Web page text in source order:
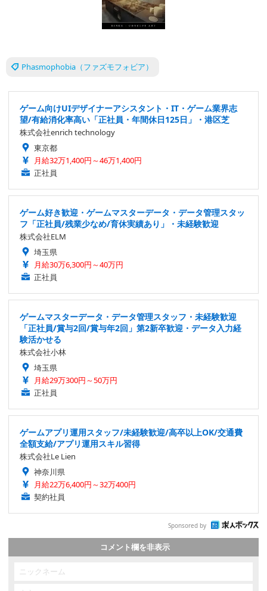
Phasmophobia（ファズモフォビア）
ゲーム向けUIデザイナーアシスタント・IT・ゲーム業界志
望/有給消化率高い「正社員・年間休日125日」・港区芝
株式会社enrich technology
東京都
月給32万1,400円～46万1,400円
正社員
ゲーム好き歓迎・ゲームマスターデータ・データ管理スタッ
フ「正社員/残業少なめ/育休実績あり」・未経験歓迎
株式会社ELM
埼玉県
月給30万6,300円～40万円
正社員
ゲームマスターデータ・データ管理スタッフ・未経験歓迎
「正社員/賞与2回/賞与年2回」第2新卒歓迎・データ入力経
験活かせる
株式会社小林
埼玉県
月給29万300円～50万円
正社員
ゲームアプリ運用スタッフ/未経験歓迎/高卒以上OK/交通費
全額支給/アプリ運用スキル習得
株式会社Le Lien
神奈川県
月給22万6,400円～32万400円
契約社員
Sponsored by
コメント欄を非表示